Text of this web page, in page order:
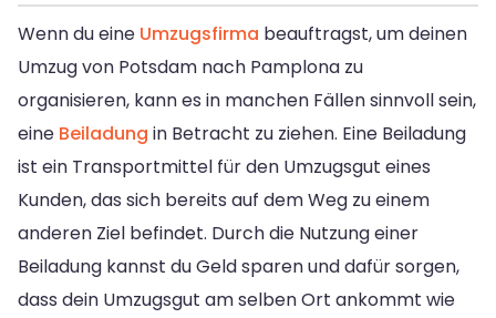
Wenn du eine Umzugsfirma beauftragst, um deinen
Umzug von Potsdam nach Pamplona zu
organisieren, kann es in manchen Fällen sinnvoll sein,
eine Beiladung in Betracht zu ziehen. Eine Beiladung
ist ein Transportmittel für den Umzugsgut eines
Kunden, das sich bereits auf dem Weg zu einem
anderen Ziel befindet. Durch die Nutzung einer
Beiladung kannst du Geld sparen und dafür sorgen,
dass dein Umzugsgut am selben Ort ankommt wie